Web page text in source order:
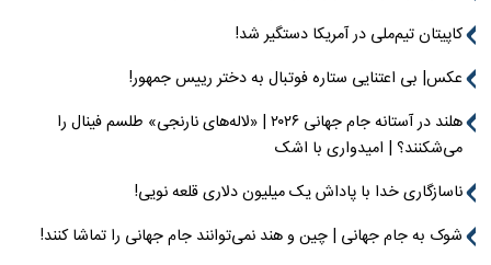
کاپیتان تیم‌ملی در آمریکا دستگیر شد!
عکس| بی اعتنایی ستاره فوتبال به دختر رییس جمهور!
هلند در آستانه جام جهانی ۲۰۲۶ | «لاله‌های نارنجی» طلسم فینال را
می‌شکنند؟ | امیدواری با اشک
ناسازگاری خدا با پاداش یک میلیون دلاری قلعه نویی!
شوک به جام جهانی | چین و هند نمی‌توانند جام جهانی را تماشا کنند!